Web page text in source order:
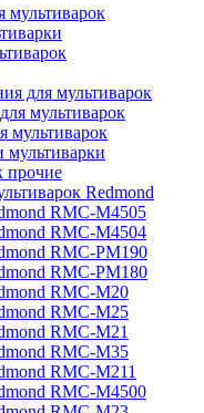
для мультиварок
мультиварок
мультиварок
прочие
Redmond
RMC-M4505
RMC-M4504
RMC-PM190
RMC-PM180
RMC-M20
RMC-M25
RMC-M21
RMC-M35
RMC-M211
RMC-M4500